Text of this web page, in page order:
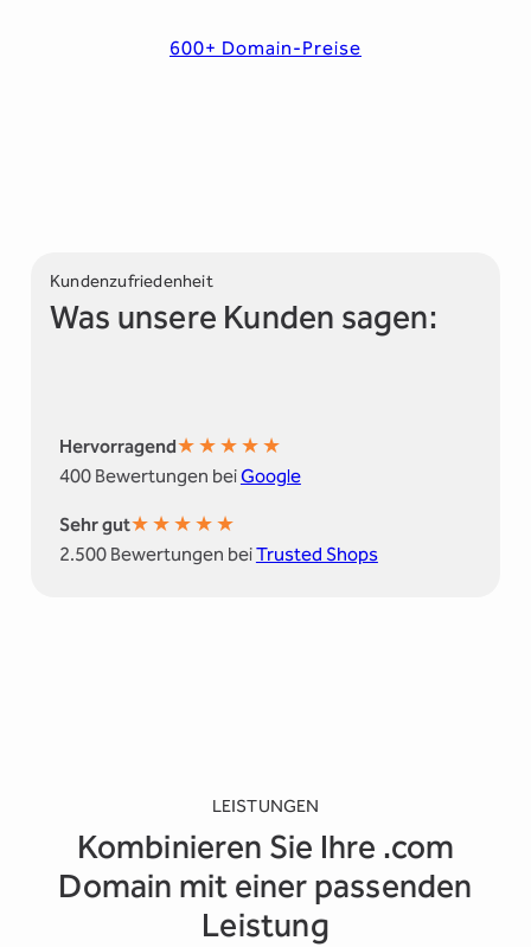
600+ Domain-Preise
Kundenzufriedenheit
Was unsere Kunden sagen:
Hervorragend★★★★★
400 Bewertungen beiGoogle
Sehr gut★★★★★
2.500 Bewertungen beiTrusted Shops
LEISTUNGEN
Kombinieren Sie Ihre .com
Domain mit einer passenden
Leistung